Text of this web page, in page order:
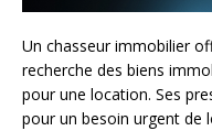
Un chasseur immobilier
recherche des biens
pour une location. Ses
pour un besoin urgent de